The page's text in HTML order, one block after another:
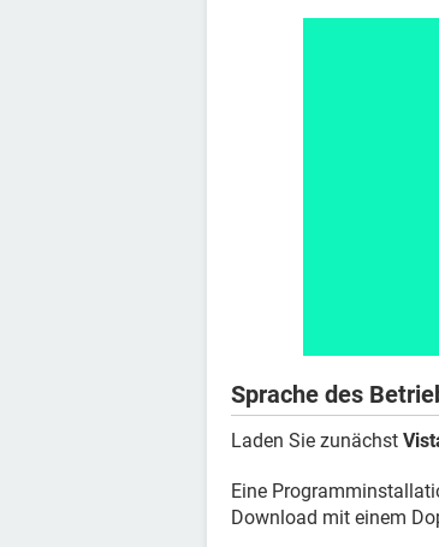
Sprache des
Laden Sie zunächst
Eine
Download mit einem